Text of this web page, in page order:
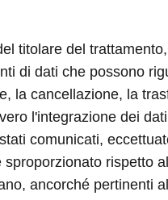
titolare del
di dati che possono
la cancellazione, la
l'integrazione dei
comunicati,
rispetto
ancorché pertinenti